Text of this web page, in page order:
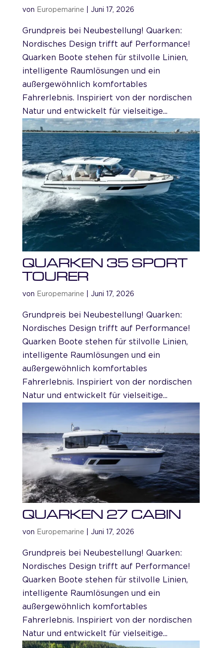
von Europemarine Juni 17, 2026
Grundpreis bei Neubestellung! Quarken:
Nordisches Design trifft auf Performance!
Quarken Boote stehen für stilvolle Linien,
intelligente Raumlösungen und ein
außergewöhnlich komfortables
Fahrerlebnis. Inspiriert von der nordischen
Natur und entwickelt für vielseitige...
QUARKEN 35 SPORT
TOURER
von Europemarine Juni 17, 2026
Grundpreis bei Neubestellung! Quarken:
Nordisches Design trifft auf Performance!
Quarken Boote stehen für stilvolle Linien,
intelligente Raumlösungen und ein
außergewöhnlich komfortables
Fahrerlebnis. Inspiriert von der nordischen
Natur und entwickelt für vielseitige...
QUARKEN 27 CABIN
von Europemarine Juni 17, 2026
Grundpreis bei Neubestellung! Quarken:
Nordisches Design trifft auf Performance!
Quarken Boote stehen für stilvolle Linien,
intelligente Raumlösungen und ein
außergewöhnlich komfortables
Fahrerlebnis. Inspiriert von der nordischen
Natur und entwickelt für vielseitige...